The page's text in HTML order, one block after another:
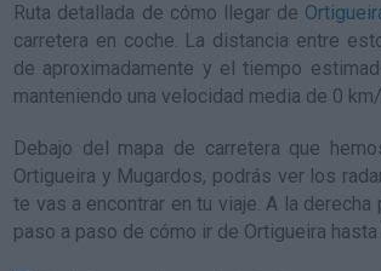
Ruta detallada de cómo llegar de
carretera en coche. La distancia entre
de aproximadamente y el tiempo
manteniendo una velocidad media de 0
Debajo del mapa de carretera que
Ortigueira y Mugardos, podrás ver los
te vas a encontrar en tu viaje. A la derecha
paso a paso de cómo ir de Ortigueira